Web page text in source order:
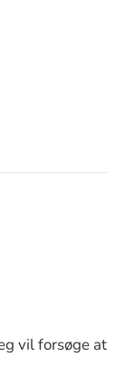
vil forsøge at